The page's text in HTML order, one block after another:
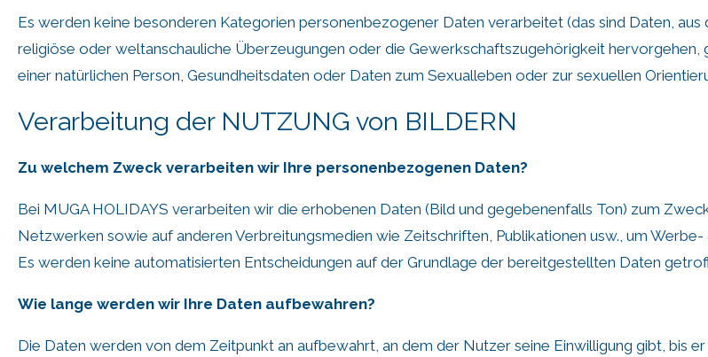
Es werden keine besonderen Kategorien personenbezogener Daten verarbeitet (das sind Daten,
religiöse oder weltanschauliche Überzeugungen oder die Gewerkschaftszugehörigkeit
einer natürlichen Person, Gesundheitsdaten oder Daten zum Sexualleben oder zur sexuellen
Verarbeitung der NUTZUNG von BILDERN
Zu welchem Zweck verarbeiten wir Ihre personenbezogenen Daten?
Bei MUGA HOLIDAYS verarbeiten wir die erhobenen Daten (Bild und gegebenenfalls Ton) zum
Netzwerken sowie auf anderen Verbreitungsmedien wie Zeitschriften, Publikationen usw., um
Es werden keine automatisierten Entscheidungen auf der Grundlage der bereitgestellten Daten
Wie lange werden wir Ihre Daten aufbewahren?
Die Daten werden von dem Zeitpunkt an aufbewahrt, an dem der Nutzer seine Einwilligung gibt, bis